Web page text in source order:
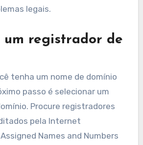
legais.
um registrador de
tenha um nome de domínio
passo é selecionar um
Procure registradores
pela Internet
Names and Numbers